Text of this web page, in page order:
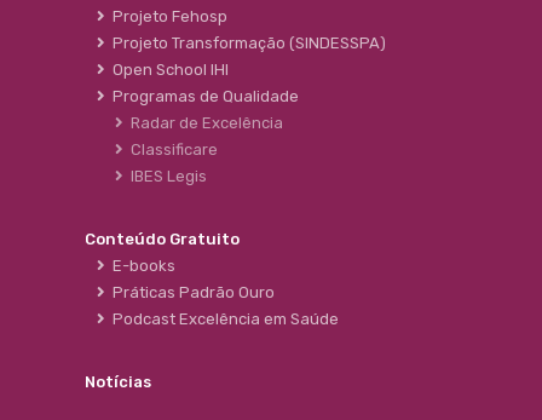
Projeto Fehosp
Projeto Transformação (SINDESSPA)
Open School IHI
Programas de Qualidade
Radar de Excelência
Classificare
IBES Legis
Conteúdo Gratuito
E-books
Práticas Padrão Ouro
Podcast Excelência em Saúde
Notícias